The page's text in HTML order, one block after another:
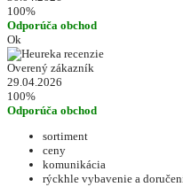
100%
Odporúča obchod
Ok
Overený zákazník
29.04.2026
100%
Odporúča obchod
sortiment
ceny
komunikácia
rýckhle vybavenie a